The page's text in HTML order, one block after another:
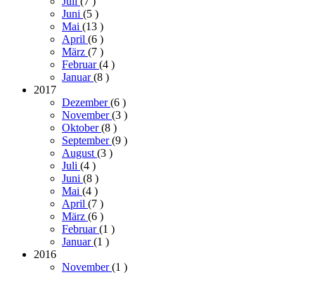
Juni (5 )
Mai (13 )
April (6 )
März (7 )
Februar(4 )
Januar(8 )
2017
Dezember(6 )
November(3 )
Oktober(8 )
September(9 )
August(3 )
Juli (4 )
Juni (8 )
Mai (4 )
April (7 )
März (6 )
Februar(1 )
Januar(1 )
2016
November(1 )